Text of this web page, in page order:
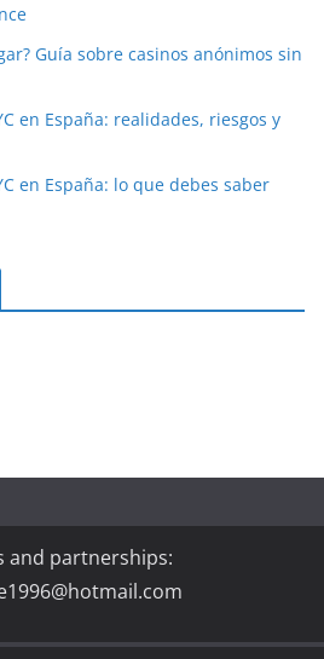
Guía sobre casinos anónimos sin
en España: realidades, riesgos y
en España: lo que debes saber
and partnerships: